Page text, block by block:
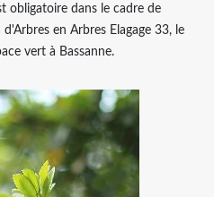
obligatoire dans le cadre de
en Arbres Elagage 33, le
vert à Bassanne.